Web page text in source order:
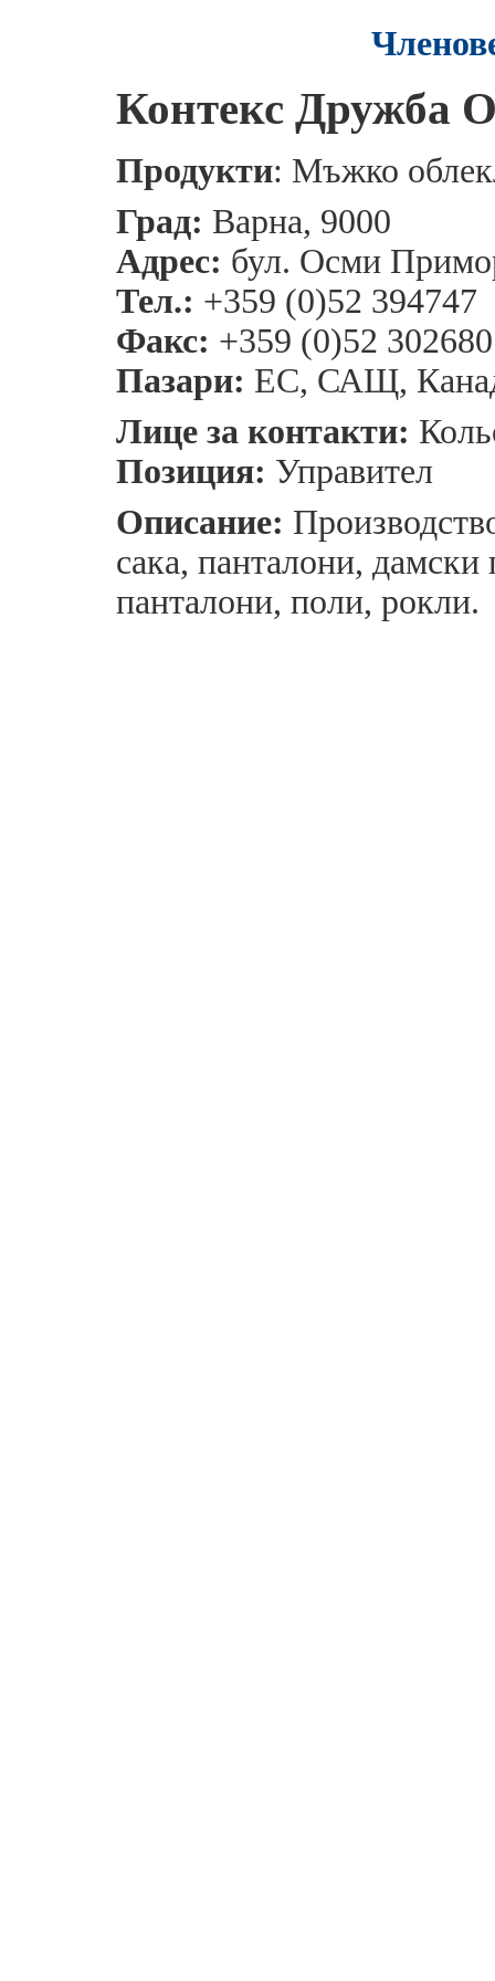
Контекс Дружба
Продукти: Мъжко
Град: Варна, 9000
Адрес: бул. Осми
Тел.: +359 (0)52 394747
Факс: +359 (0)52 302680
Пазари: ЕС, САЩ,
Лице за контакти:
Позиция: Управител
Описание:
сака, панталони,
панталони, поли, рокли.